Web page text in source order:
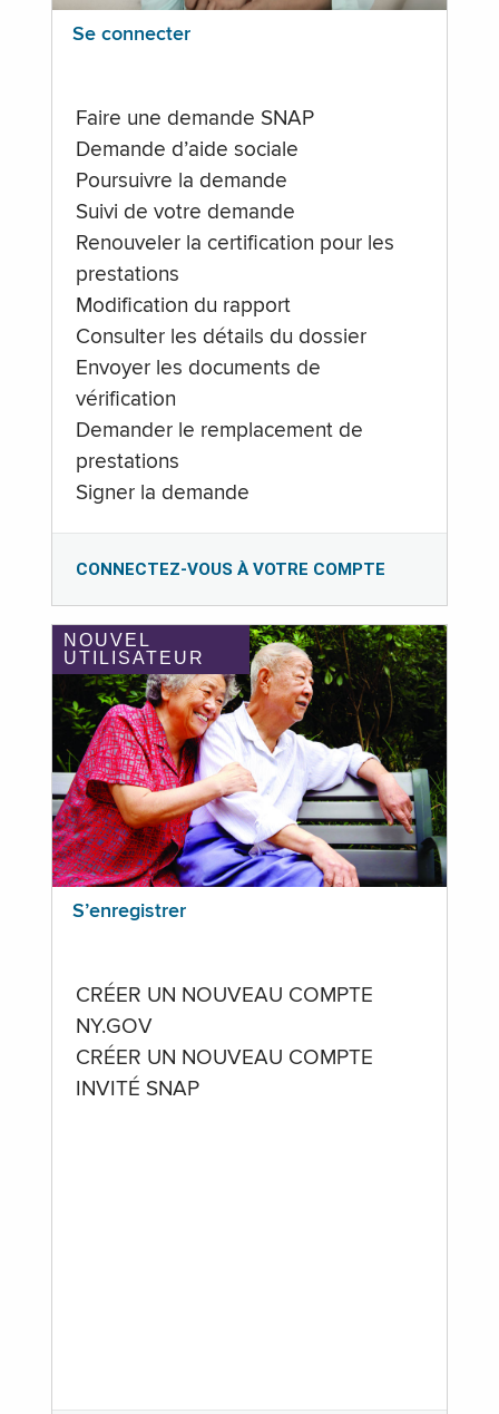
Se connecter
Faire une demande SNAP
Demande d’aide sociale
Poursuivre la demande
Suivi de votre demande
Renouveler la certification pour les
prestations
Modification du rapport
Consulter les détails du dossier
Envoyer les documents de
vérification
Demander le remplacement de
prestations
Signer la demande
CONNECTEZ-VOUS À VOTRE COMPTE
NOUVEL
UTILISATEUR
S’enregistrer
CRÉER UN NOUVEAU COMPTE
NY.GOV
CRÉER UN NOUVEAU COMPTE
INVITÉ SNAP